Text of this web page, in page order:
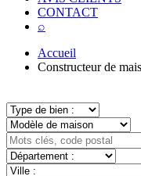
CONTACT
⌕
Accueil
Constructeur de